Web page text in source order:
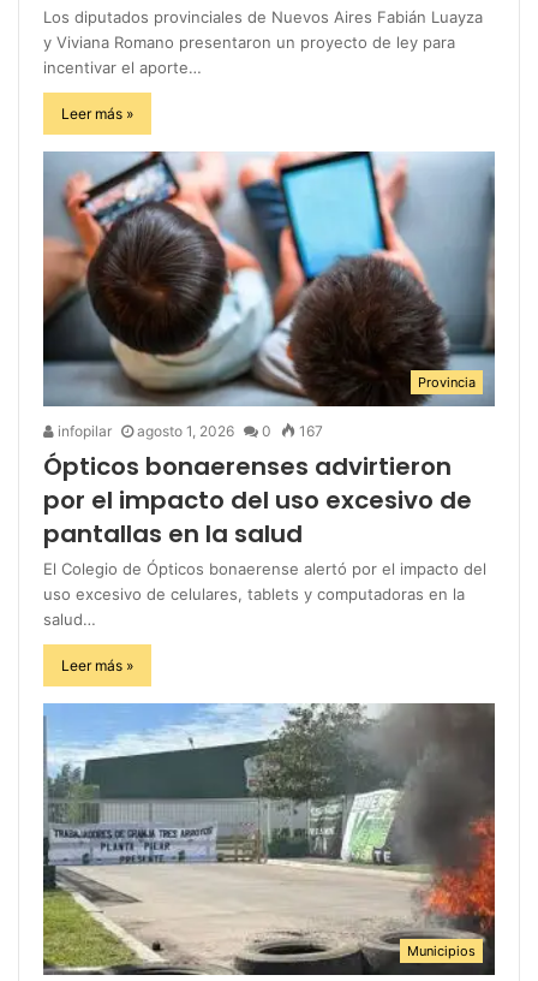
Los diputados provinciales de Nuevos Aires Fabián Luayza
y Viviana Romano presentaron un proyecto de ley para
incentivar el aporte…
Leer más »
Provincia
infopilar agosto 1, 2026 0 167
Ópticos bonaerenses advirtieron
por el impacto del uso excesivo de
pantallas en la salud
El Colegio de Ópticos bonaerense alertó por el impacto del
uso excesivo de celulares, tablets y computadoras en la
salud…
Leer más »
Municipios